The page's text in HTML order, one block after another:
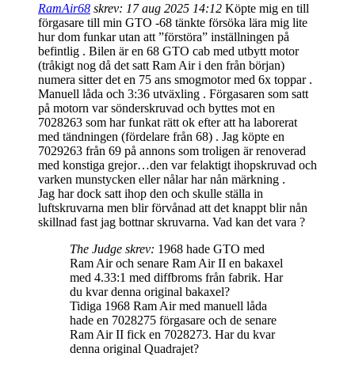
RamAir68 skrev: 17 aug 2025 14:12 Köpte mig en till
förgasare till min GTO -68 tänkte försöka lära mig lite
hur dom funkar utan att ”förstöra” inställningen på
befintlig . Bilen är en 68 GTO cab med utbytt motor
(tråkigt nog då det satt Ram Air i den från början)
numera sitter det en 75 ans smogmotor med 6x toppar .
Manuell låda och 3:36 utväxling . Förgasaren som satt
på motorn var sönderskruvad och byttes mot en
7028263 som har funkat rätt ok efter att ha laborerat
med tändningen (fördelare från 68) . Jag köpte en
7029263 från 69 på annons som troligen är renoverad
med konstiga grejor…den var felaktigt ihopskruvad och
varken munstycken eller nålar har nån märkning .
Jag har dock satt ihop den och skulle ställa in
luftskruvarna men blir förvånad att det knappt blir nån
skillnad fast jag bottnar skruvarna. Vad kan det vara ?
The Judge skrev: 1968 hade GTO med
Ram Air och senare Ram Air II en bakaxel
med 4.33:1 med diffbroms från fabrik. Har
du kvar denna original bakaxel?
Tidiga 1968 Ram Air med manuell låda
hade en 7028275 förgasare och de senare
Ram Air II fick en 7028273. Har du kvar
denna original Quadrajet?